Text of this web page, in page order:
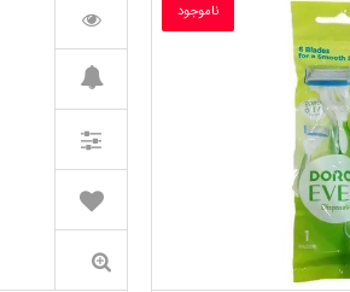
ناموجود